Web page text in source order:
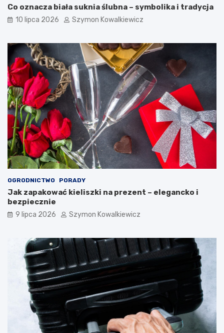
Co oznacza biała suknia ślubna – symbolika i tradycja
10 lipca 2026 Szymon Kowalkiewicz
OGRODNICTWO PORADY
Jak zapakować kieliszki na prezent – elegancko i
bezpiecznie
9 lipca 2026 Szymon Kowalkiewicz